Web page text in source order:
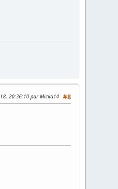
#8
20:36:10 par Micka14